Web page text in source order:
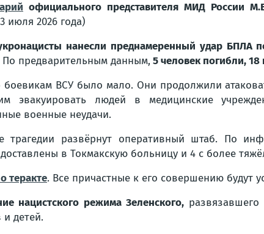
официального представителя МИД России
июля 2026 года)
нанесли преднамеренный удар БПЛА
По предварительным данным,5 человек погибли,
боевикам ВСУ было мало. Они продолжили
эвакуировать людей в медицинские
военные неудачи.
трагедии развёрнут оперативный штаб. По
в Токмакскую больницу и 4 с более
теракте. Все причастные к его совершению будут
нацистского режима Зеленского,развязавшего
детей.